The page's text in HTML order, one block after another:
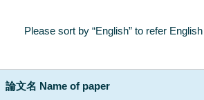
Please sort by “English” to refer
論文名 Name of paper